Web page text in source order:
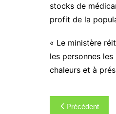
stocks de
profit de la
« Le ministère
les personnes
chaleurs et à
Navigation
Précédent